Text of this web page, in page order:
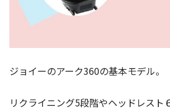
ジョイーのアーク360の基本モデル。
リクライニング5段階やヘッドレスト